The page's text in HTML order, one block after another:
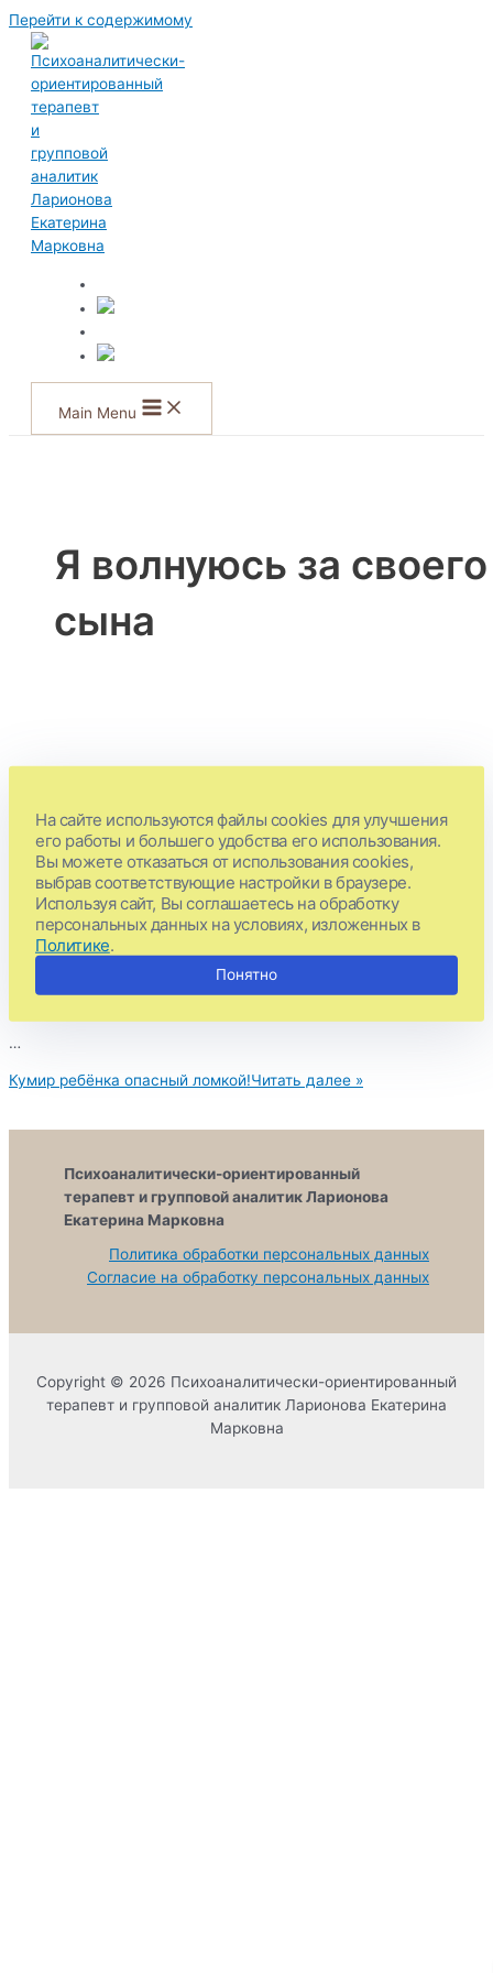
Перейти к содержимому
Main Menu
Я волнуюсь за своего
сына
ломкой!
Блог/ ОтЕкатерина
В кабинете психоаналитика Екатерины Ларионовой отчаянно
разрывался телефон. Звонила обеспокоенная мать 16-летнего
подростка. Оказывается проблема была в следующем —
…
Кумир ребёнка опасный ломкой!Читать далее »
Психоаналитически-ориентированный
терапевт и групповой аналитик Ларионова
Екатерина Марковна
Политика обработки персональных данных
Согласие на обработку персональных данных
Copyright © 2026 Психоаналитически-ориентированный
терапевт и групповой аналитик Ларионова Екатерина
Марковна
На сайте используются файлы cookies для улучшения
его работы и большего удобства его использования.
Вы можете отказаться от использования cookies,
выбрав соответствующие настройки в браузере.
Используя сайт, Вы соглашаетесь на обработку
персональных данных на условиях, изложенных в
Политике.
Понятно